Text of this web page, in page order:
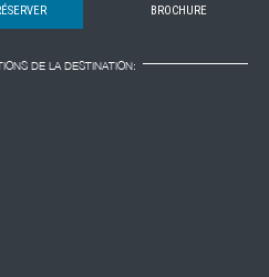
BROCHURE
DE LA DESTINATION: